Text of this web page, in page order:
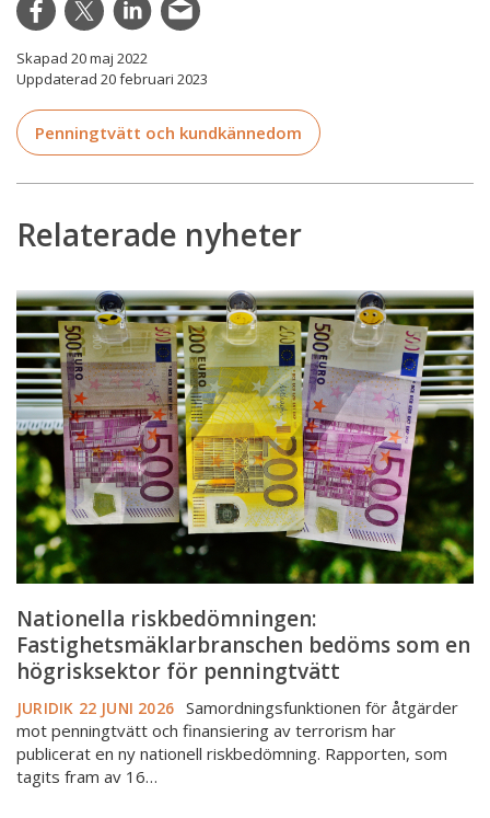
Skapad 20 maj 2022
Uppdaterad 20 februari 2023
Penningtvätt och kundkännedom
Relaterade nyheter
Nationella
riskbedömningen:
Fastighetsmäklarbranschen
bedöms
som
en
högrisksektor
för
penningtvätt
Nationella riskbedömningen:
Fastighetsmäklarbranschen bedöms som en
högrisksektor för penningtvätt
JURIDIK 22 JUNI 2026 Samordningsfunktionen för åtgärder
mot penningtvätt och finansiering av terrorism har
publicerat en ny nationell riskbedömning. Rapporten, som
tagits fram av 16…